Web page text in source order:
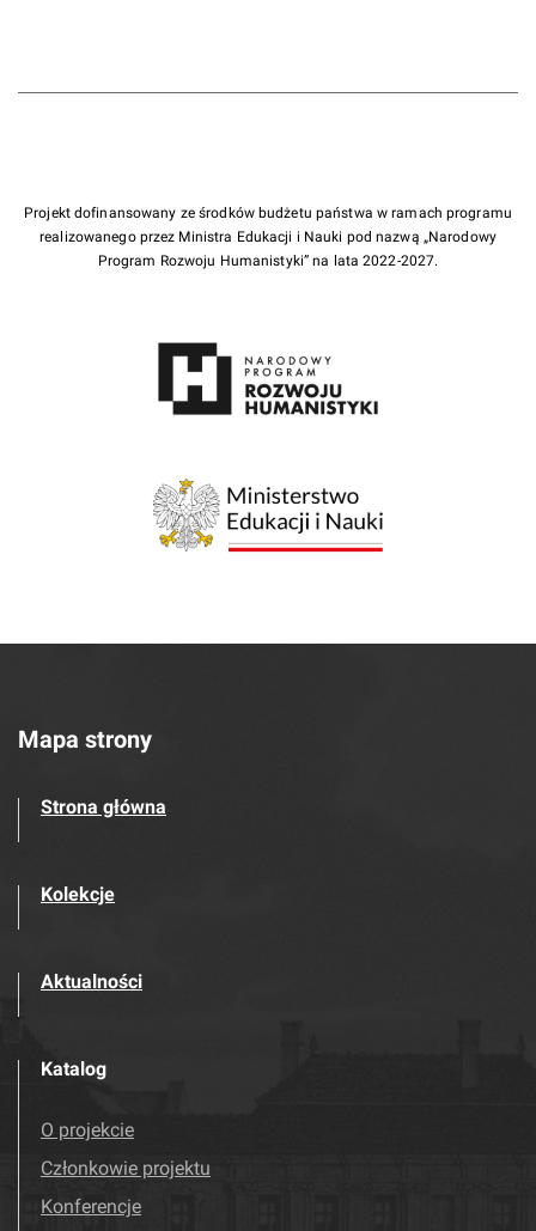
Projekt dofinansowany ze środków budżetu państwa w ramach programu
realizowanego przez Ministra Edukacji i Nauki pod nazwą „Narodowy
Program Rozwoju Humanistyki” na lata 2022-2027.
Mapa strony
Strona główna
Kolekcje
Aktualności
Katalog
O projekcie
Członkowie projektu
Konferencje